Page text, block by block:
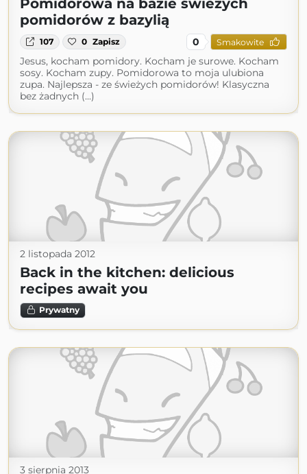
Pomidorowa na bazie świeżych
pomidorów z bazylią
107 0 Zapisz 0 Smakowite
Jesus, kocham pomidory. Kocham je surowe. Kocham
sosy. Kocham zupy. Pomidorowa to moja ulubiona
zupa. Najlepsza - ze świeżych pomidorów! Klasyczna
bez żadnych (...)
2 listopada 2012
Back in the kitchen: delicious
recipes await you
Prywatny
3 sierpnia 2013